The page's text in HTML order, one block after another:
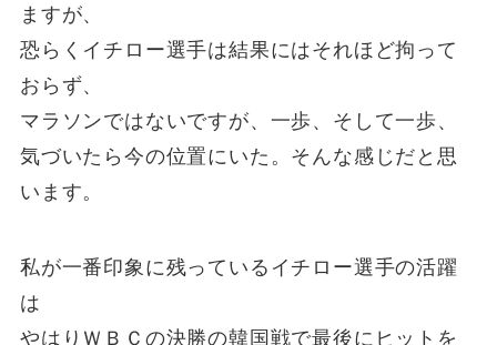
ますが、
恐らくイチロー選手は結果にはそれほど拘って
おらず、
マラソンではないですが、一歩、そして一歩、
気づいたら今の位置にいた。そんな感じだと思
います。
私が一番印象に残っているイチロー選手の活躍
は
やはりＷＢＣの決勝の韓国戦で最後にヒットを